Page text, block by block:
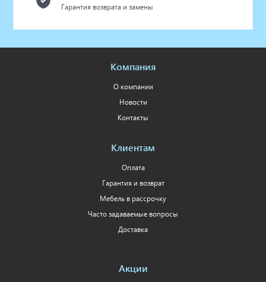
Гарантия возврата и замены
Компания
О компании
Новости
Контакты
Клиентам
Оплата
Гарантия и возврат
Мебель в рассрочку
Часто задаваемые вопросы
Доставка
Акции